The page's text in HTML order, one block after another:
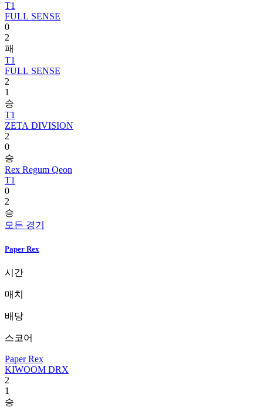
T1
FULL SENSE
0
2
패
T1
FULL SENSE
2
1
승
T1
ZETA DIVISION
2
0
승
Rex Regum Qeon
T1
0
2
승
모든 경기
Paper Rex
시간
매치
배당
스코어
Paper Rex
KIWOOM DRX
2
1
승